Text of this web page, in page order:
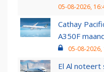
05-08-2026,
Cathay
A350F
05-08-2026,
El Al noteert